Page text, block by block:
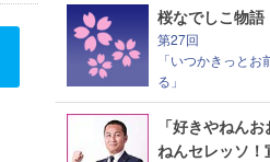
桜なでしこ物語
第27回
「いつかきっと
る」
「好きやねん
ねんセレッソ